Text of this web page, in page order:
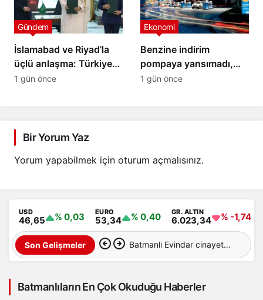
İslamabad ve Riyad’la
üçlü anlaşma: Türkiye
yeni savunma ittifakını
Gündem
1 gün önce
Benzine indirim
pompaya yansımadı,
yeni zam geliyor
Ekonomi
1 gün önce
Bir Yorum Yaz
Yorum yapabilmek için oturum açmalısınız.
USD
46,65 % 0,03 EURO
53,34 % 0,40 GR. ALTIN
6.023,34 % -1,74
Son Gelişmeler Batmanlı Evindar cinayete
aranıyor…
Batmanlıların En Çok Okuduğu Haberler